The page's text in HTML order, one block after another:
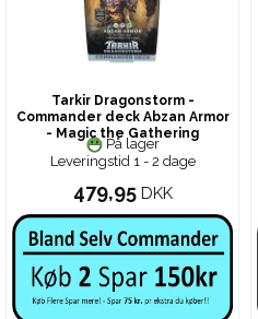
Tarkir Dragonstorm -
Commander deck Abzan Armor
- Magic the Gathering
På lager
Leveringstid 1 - 2 dage
479,95 DKK